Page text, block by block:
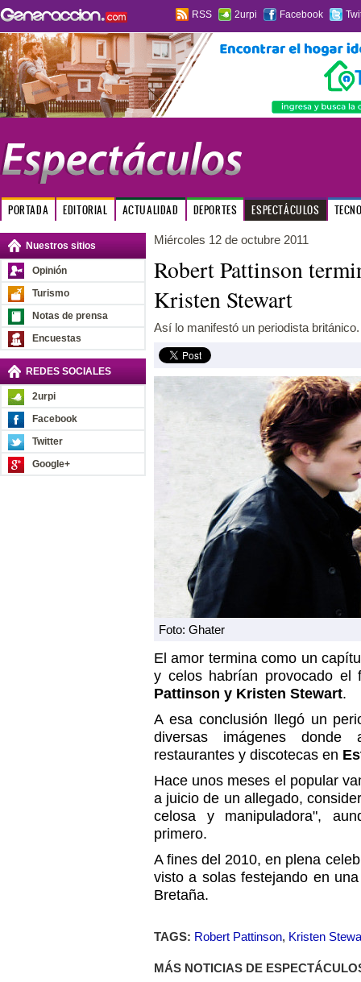
RSS 2urpi Facebook
PORTADA EDITORIAL ACTUALIDAD DEPORTES ESPECTÁCULOS
Nuestros sitios
Opinión
Turismo
Notas de prensa
Encuestas
REDES SOCIALES
2urpi
Facebook
Twitter
Google+
Miércoles 12 de octubre 2011
Robert Pattinson
Kristen Stewart
Así lo manifestó un periodista británico.
Foto: Ghater
El amor termina como un
y celos habrían provocado
Pattinson y Kristen Stewart.
A esa conclusión llegó un
diversas imágenes donde
restaurantes y discotecas en
Hace unos meses el popular
a juicio de un allegado,
celosa y manipuladora",
primero.
A fines del 2010, en plena
visto a solas festejando en
Bretaña.
TAGS: Robert Pattinson, Kristen
MÁS NOTICIAS DE